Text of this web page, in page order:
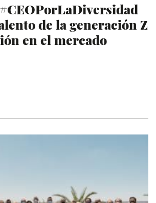
de la generación Z
en el mercado